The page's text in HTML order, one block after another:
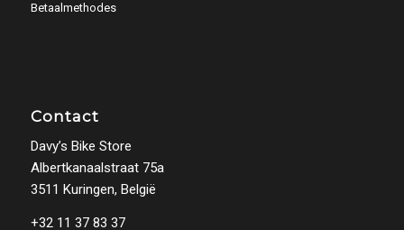
Betaalmethodes
Contact
Davy’s Bike Store
Albertkanaalstraat 75a
3511 Kuringen, België
+32 11 37 83 37